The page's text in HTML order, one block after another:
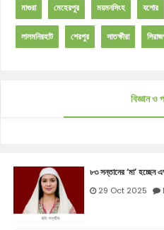
মাগুরা মেহেরপুর ময়মনসিংহ যশোর
লালমনিরহাট শেরপুর সাতক্ষীরা
বিজ্ঞান ও
৮৩ সন্তানের ‘মা’ হচ্ছেন
29 Oct 2025